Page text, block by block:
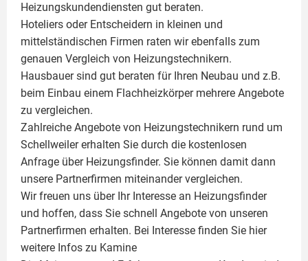
Heizungskundendiensten gut beraten.
Hoteliers oder Entscheidern in kleinen und
mittelständischen Firmen raten wir ebenfalls zum
genauen Vergleich von Heizungstechnikern.
Hausbauer sind gut beraten für Ihren Neubau und z.B.
beim Einbau einem Flachheizkörpermehrere Angebote
zu vergleichen.
Zahlreiche Angebote von Heizungstechnikern rund um
Schellweiler erhalten Sie durch die kostenlosen
Anfrage über Heizungsfinder. Sie können damit dann
unsere Partnerfirmen miteinander vergleichen.
Wir freuen uns über Ihr Interesse an Heizungsfinder
und hoffen, dass Sie schnell Angebote von unseren
Partnerfirmen erhalten. Bei Interesse finden Sie hier
weitere Infos zu Kamine